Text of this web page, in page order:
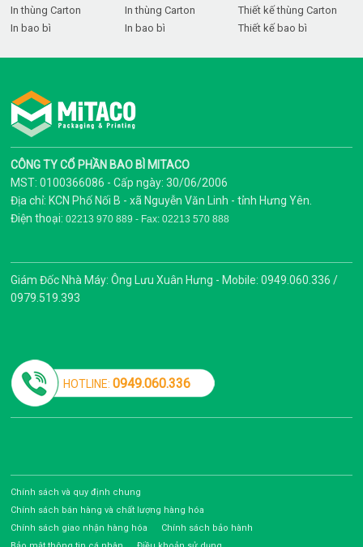
In thùng Carton
In bao bì
In thùng Carton
In bao bì
Thiết kế thùng Carton
Thiết kế bao bì
CÔNG TY CỔ PHẦN BAO BÌ MITACO
MST: 0100366086 - Cấp ngày: 30/06/2006
Địa chỉ: KCN Phố Nối B - xã Nguyễn Văn Linh - tỉnh Hưng Yên.
Điện thoại: 02213 970 889 - Fax: 02213 570 888
Giám Đốc Nhà Máy: Ông Lưu Xuân Hưng - Mobile: 0949.060.336 /
0979.519.393
HOTLINE:0949.060.336
Chính sách và quy định chung
Chính sách bán hàng và chất lượng hàng hóa
Chính sách giao nhận hàng hóa
Chính sách bảo hành